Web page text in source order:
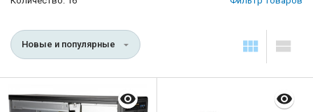
Новые и популярные